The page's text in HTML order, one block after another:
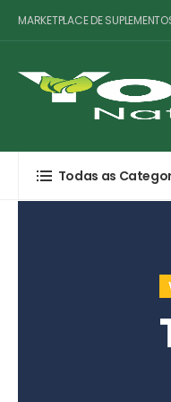
MARKETPLACE DE
Todas as